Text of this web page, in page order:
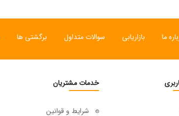
ما بازاریابی سوالات متداول برگشتی ها
خدمات مشتریان
شرایط و قوانین